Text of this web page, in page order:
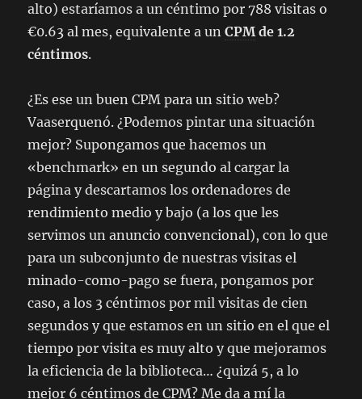
alto) estaríamos a un céntimo por 788 visitas o
€0.63 al mes, equivalente a unCPMde 1.2
céntimos.
¿Es ese un buen CPM para un sitio web?
Vaaserquenó. ¿Podemos pintar una situación
mejor? Supongamos que hacemos un
«benchmark» en un segundo al cargar la
página y descartamos los ordenadores de
rendimiento medio y bajo (a los que les
servimos un anuncio convencional), con lo que
para un subconjunto de nuestras visitas el
minado-como-pago se fuera, pongamos por
caso, a los 3 céntimos por mil visitas de cien
segundos y que estamos en un sitio en el que el
tiempo por visita es muy alto y que mejoramos
la eficiencia de la biblioteca… ¿quizá 5, a lo
mejor 6 céntimos de CPM? Me da a mí la